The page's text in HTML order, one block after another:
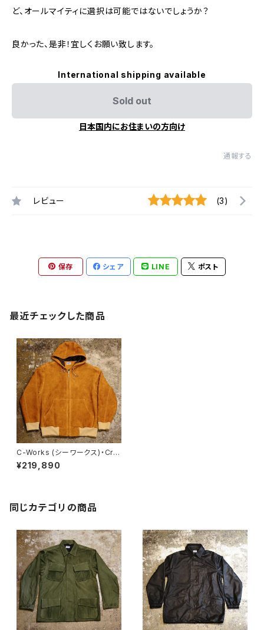
ど、オールマイティに選択は可能ではないでしょうか？
良かった、是非！宜しくお願い致します。
International shipping available
Sold out
日本国内にお住まいの方向け
通報する
レビュー (3)
保存 シェア LINE ポスト
最近チェックした商品
C-Works (シーワークス)・Cris
py【CWJK016】
¥219,890
同じカテゴリの商品